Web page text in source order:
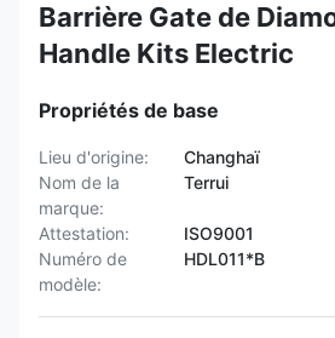
Barrière Gate de
Handle Kits Electric
Propriétés de base
Lieu d'origine:
Changhaï
Nom de la
marque:
Terrui
Attestation:
ISO9001
Numéro de
modèle:
HDL011*B